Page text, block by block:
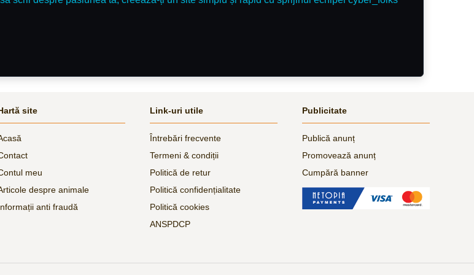
site
meu
despre animale
anti fraudă
Link-uri utile
Întrebări frecvente
Termeni & condiții
Politică de retur
Politică confidențialitate
Politică cookies
ANSPDCP
Publicitate
Publică anunț
Promovează anunț
Cumpără banner